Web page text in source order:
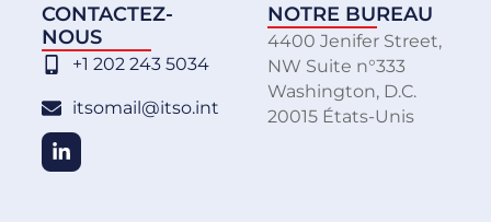
CONTACTEZ-
NOUS
+1 202 243 5034
itsomail@itso.int
NOTRE BUREAU
4400 Jenifer Street,
NW Suite n°333
Washington, D.C.
20015 États-Unis